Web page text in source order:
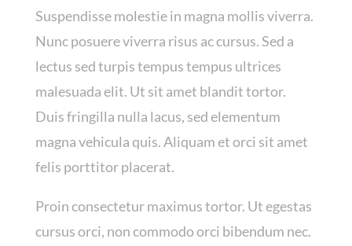
Suspendisse molestie in magna mollis viverra.
Nunc posuere viverra risus ac cursus. Sed a
lectus sed turpis tempus tempus ultrices
malesuada elit. Ut sit amet blandit tortor.
Duis fringilla nulla lacus, sed elementum
magna vehicula quis. Aliquam et orci sit amet
felis porttitor placerat.
Proin consectetur maximus tortor. Ut egestas
cursus orci, non commodo orci bibendum nec.